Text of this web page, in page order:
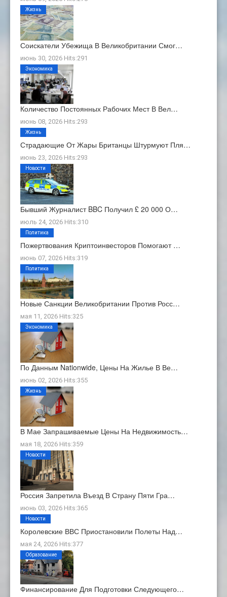
Соискатели Убежища В Великобритании Смог…
июнь 30, 2026 Hits:291
Жизнь
Количество Постоянных Рабочих Мест В Вел…
июнь 08, 2026 Hits:293
Экономика
Страдающие От Жары Британцы Штурмуют Пля…
июнь 23, 2026 Hits:293
Жизнь
Бывший Журналист BBC Получил £ 20 000 О…
июль 24, 2026 Hits:310
Новости
Пожертвования Криптоинвесторов Помогают …
июнь 07, 2026 Hits:319
Политика
Новые Санкции Великобритании Против Росс…
мая 11, 2026 Hits:325
Политика
По Данным Nationwide, Цены На Жилье В Ве…
июнь 02, 2026 Hits:355
Экономика
В Мае Запрашиваемые Цены На Недвижимость…
мая 18, 2026 Hits:359
Жизнь
Россия Запретила Въезд В Страну Пяти Гра…
июнь 03, 2026 Hits:365
Новости
Королевские ВВС Приостановили Полеты Над…
мая 24, 2026 Hits:377
Новости
Финансирование Для Подготовки Следующего…
Образование